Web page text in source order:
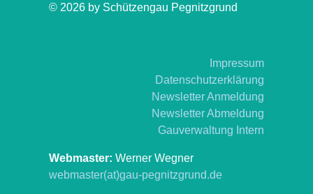
© 2026 by Schützengau Pegnitzgrund
Impressum
Datenschutzerklärung
Newsletter Anmeldung
Newsletter Abmeldung
Gauverwaltung Intern
Webmaster: Werner Wegner
webmaster(at)gau-pegnitzgrund.de